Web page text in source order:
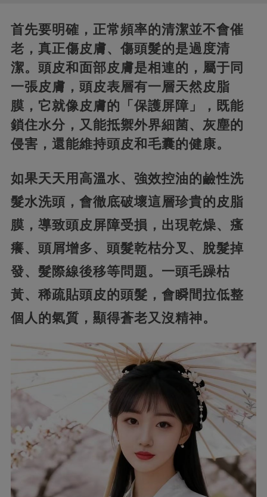
首先要明確，正常頻率的清潔並不會催
老，真正傷皮膚、傷頭髮的是過度清
潔。頭皮和面部皮膚是相連的，屬于同
一張皮膚，頭皮表層有一層天然皮脂
膜，它就像皮膚的「保護屏障」，既能
鎖住水分，又能抵禦外界細菌、灰塵的
侵害，還能維持頭皮和毛囊的健康。
如果天天用高溫水、強效控油的鹼性洗
髮水洗頭，會徹底破壞這層珍貴的皮脂
膜，導致頭皮屏障受損，出現乾燥、瘙
癢、頭屑增多、頭髮乾枯分叉、脫髮掉
發、髮際線後移等問題。一頭毛躁枯
黃、稀疏貼頭皮的頭髮，會瞬間拉低整
個人的氣質，顯得蒼老又沒精神。